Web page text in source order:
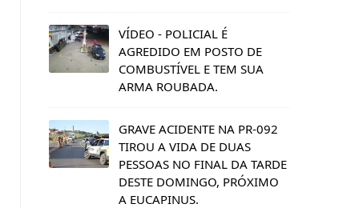
VÍDEO - POLICIAL É
AGREDIDO EM POSTO DE
COMBUSTÍVEL E TEM SUA
ARMA ROUBADA.
GRAVE ACIDENTE NA PR-092
TIROU A VIDA DE DUAS
PESSOAS NO FINAL DA TARDE
DESTE DOMINGO, PRÓXIMO
A EUCAPINUS.